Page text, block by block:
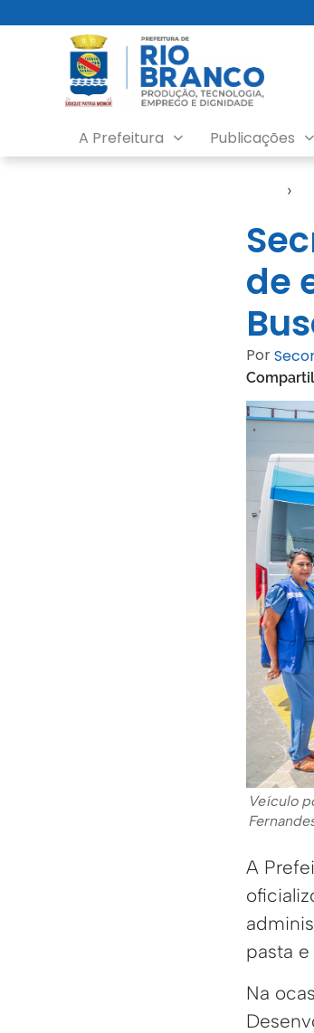
A Prefeitura Publicações
›
de
Por
Veículo
A
pasta
Na